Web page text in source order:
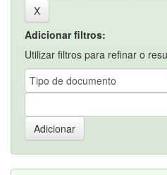
Adicionar filtros:
Utilizar filtros para refinar o